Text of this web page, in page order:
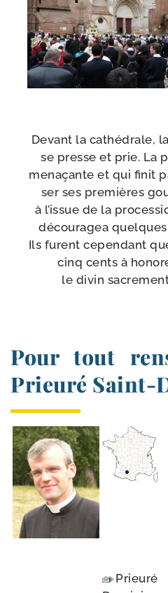
Devant la cathé­drale,
se presse et prie. La
mena­çante et qui finit
ser ses pre­mières
à l’issue de la
décou­ra­gea
Ils furent cepen­dant
cinq cents à
le divin
Pour tout
Prieuré Saint-
Prieuré